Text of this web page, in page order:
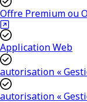
Offre Premium ou
Application Web
autorisation «
autorisation «